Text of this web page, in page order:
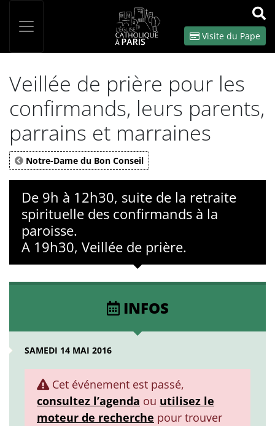
OK
Visite du Pape
Veillée de prière pour les
confirmands, leurs parents,
parrains et marraines
Notre-Dame du Bon Conseil
De 9h à 12h30, suite de la retraite
spirituelle des confirmands à la
paroisse.
A 19h30, Veillée de prière.
INFOS
SAMEDI 14 MAI 2016
Cet événement est passé,
consultez l’agenda ou utilisez le
moteur de recherche pour trouver
Panneau de gestion des cookies